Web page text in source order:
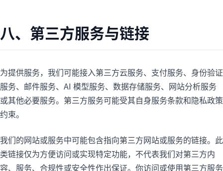
八、第三方服务与链接
为提供服务，我们可能接入第三方云服务、支付服务、身份验证
服务、邮件服务、AI 模型服务、数据存储服务、网站分析服务
或其他必要服务。第三方服务可能受其自身服务条款和隐私政策
约束。
我们的网站或服务中可能包含指向第三方网站或服务的链接。此
类链接仅为方便访问或实现特定功能，不代表我们对第三方内
容、服务、合规性或安全性作出保证。你访问或使用第三方服务